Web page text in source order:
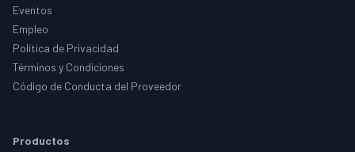
Eventos
Empleo
Política de Privacidad
Términos y Condiciones
Código de Conducta del Proveedor
Productos